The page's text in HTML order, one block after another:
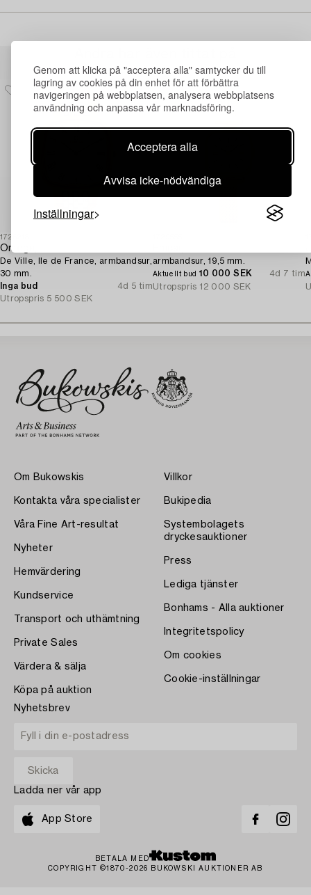
Genom att klicka på "acceptera alla" samtycker du till
lagring av cookies på din enhet för att förbättra
navigeringen på webbplatsen, analysera webbplatsens
användning och anpassa vår marknadsföring.
Acceptera alla
Avvisa icke-nödvändiga
Inställningar
1726218
Omega,
De Ville, Ile de France, armbandsur,
30 mm.
Inga bud
4d 5 tim
Utropspris 5 500 SEK
armbandsur, 19,5 mm.
Aktuellt bud 10 000 SEK
4d 7 tim
Utropspris 12 000 SEK
Om Bukowskis
Kontakta våra specialister
Våra Fine Art-resultat
Nyheter
Hemvärdering
Kundservice
Transport och uthämtning
Private Sales
Värdera & sälja
Köpa på auktion
Villkor
Bukipedia
Systembolagets
dryckesauktioner
Press
Lediga tjänster
Bonhams - Alla auktioner
Integritetspolicy
Om cookies
Cookie-inställningar
Nyhetsbrev
Ladda ner vår app
App Store
BETALA MED
COPYRIGHT ©1870-2026 BUKOWSKI AUKTIONER AB